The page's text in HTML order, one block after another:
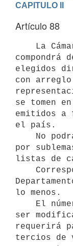
CAPITULO II
Artículo 88
compondrá
elegidos
con
se tomen
emitidos a
el país.
por
listas de
lo menos.
ser
requerirá
tercios de